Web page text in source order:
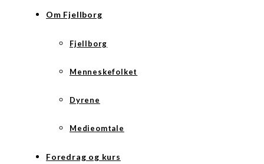
Om Fjellborg
Fjellborg
Menneskefolket
Dyrene
Medieomtale
Foredrag og kurs